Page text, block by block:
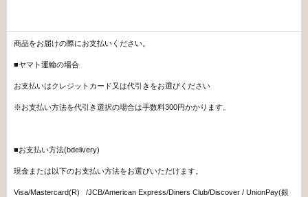
商品をお届けの際にお支払いください。
■ヤマト運輸の場合
お支払いはクレジットカード又は代引きをお選びください
※お支払い方法を代引き選択の場合は手数料300円かかります。
■お支払い方法(bdelivery)
現金または以下のお支払い方法をお選びいただけます。
Visa/Mastercard(R) /JCB/American Express/Diners Club/Discover / UnionPay(銀